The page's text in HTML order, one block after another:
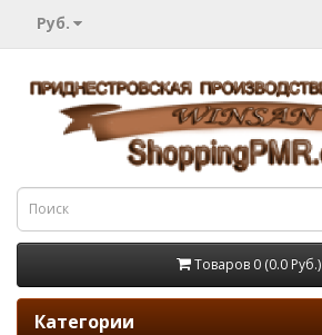
Руб.
Товаров 0 (0.0 Руб.)
Категории